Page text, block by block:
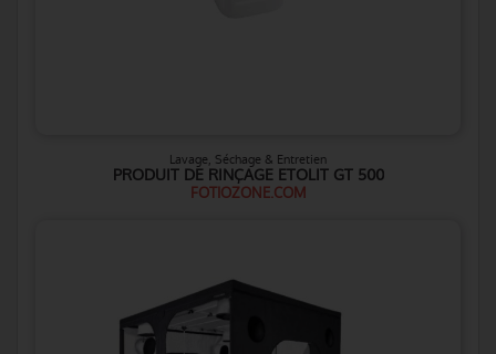
Lavage, Séchage & Entretien
PRODUIT DE RINÇAGE ETOLIT GT 500
FOTIOZONE.COM